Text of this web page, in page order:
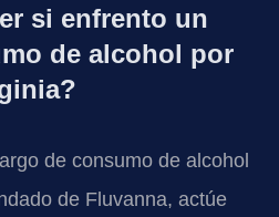
si enfrento un
de alcohol por
de consumo de alcohol
de Fluvanna, actúe